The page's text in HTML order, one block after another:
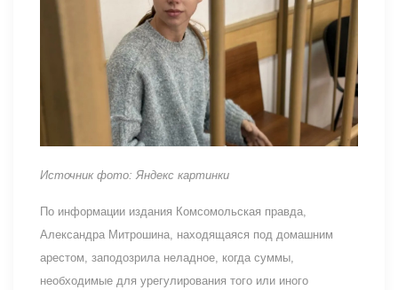
Источник фото: Яндекс картинки
По информации издания Комсомольская правда,
Александра Митрошина, находящаяся под домашним
арестом, заподозрила неладное, когда суммы,
необходимые для урегулирования того или иного